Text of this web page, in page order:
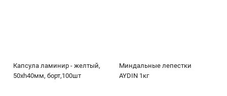
Капсула ламинир - желтый,
50хh40мм, борт,100шт
Миндальные лепестки
AYDIN 1кг